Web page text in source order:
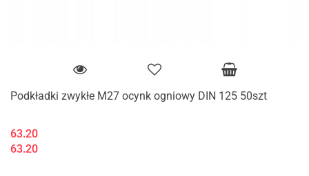
Podkładki zwykłe M27 ocynk ogniowy DIN 125 50szt
63.20
63.20